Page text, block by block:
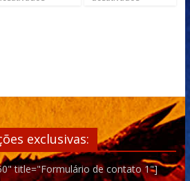
exclusivas:
title="Formulário de contato 1"]